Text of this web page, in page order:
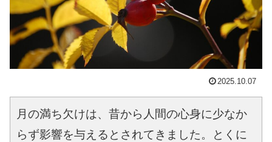
2025.10.07
月の満ち欠けは、昔から人間の心身に少なか
らず影響を与えるとされてきました。とくに